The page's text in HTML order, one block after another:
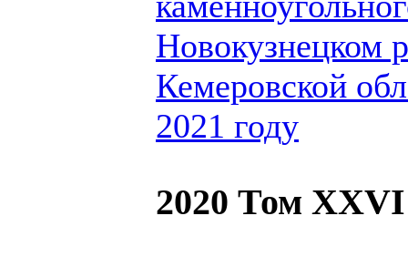
Новокузнецком
Кемеровской
2021 году
2020 Том XXVI